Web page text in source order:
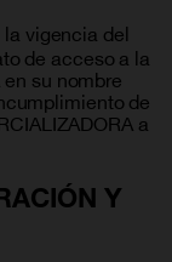
vigencia del
de acceso a la
su nombre
de
a
Y